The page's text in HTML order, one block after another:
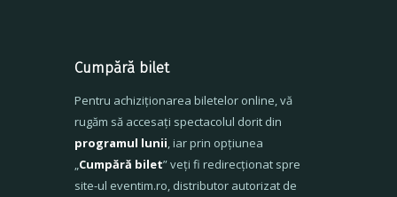
Cumpără bilet
Pentru achiziționarea biletelor online, vă
rugăm să accesați spectacolul dorit din
programul lunii, iar prin opțiunea
„Cumpără bilet” veți fi redirecționat spre
site-ul eventim.ro, distributor autorizat de